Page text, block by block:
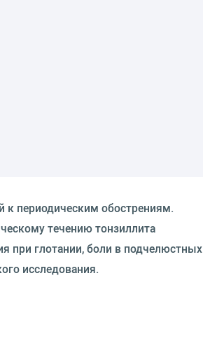
к периодическим обострениям.
течению тонзиллита
при глотании, боли в подчелюстных
исследования.